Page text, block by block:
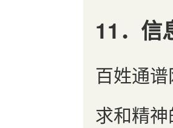
11．信
百姓通
求和精